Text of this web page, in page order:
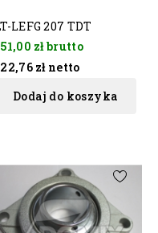
LEFG 207 TDT
złbrutto
zł netto
Dodaj do koszyka